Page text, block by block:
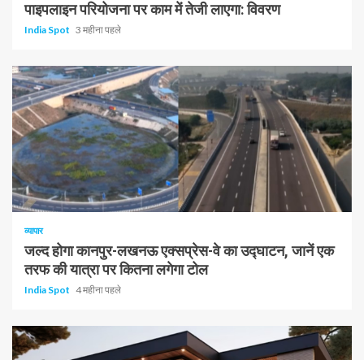
पाइपलाइन परियोजना पर काम में तेजी लाएगा: विवरण
India Spot 3 महीना पहले
1 न्यूनतम पढ़ा
व्यापार
जल्द होगा कानपुर-लखनऊ एक्सप्रेस-वे का उद्घाटन, जानें एक
तरफ की यात्रा पर कितना लगेगा टोल
India Spot 4 महीना पहले